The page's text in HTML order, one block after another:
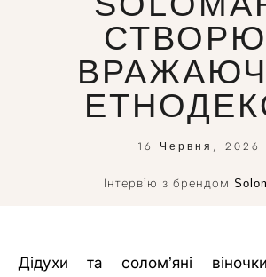
16 Червня, 2026
Інтервʼю з брендом
Дідухи та солом’яні